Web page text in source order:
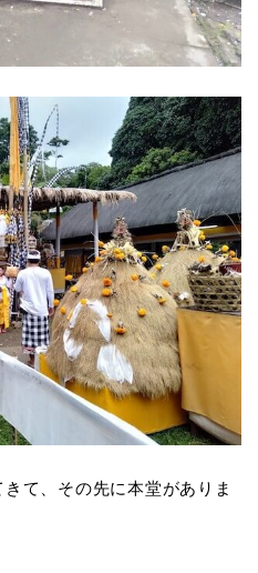
て、その先に本堂がありま